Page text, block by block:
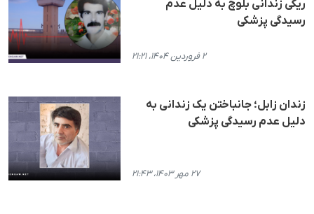
ریگی زندانی بلوچ به دلیل عدم
رسیدگی پزشکی
۲ فروردین ۱۴۰۴، ۲۱:۲۱
زندان زابل؛ جانباختن یک زندانی به
دلیل عدم رسیدگی پزشکی
۲۷ مهر ۱۴۰۳، ۲۱:۴۳